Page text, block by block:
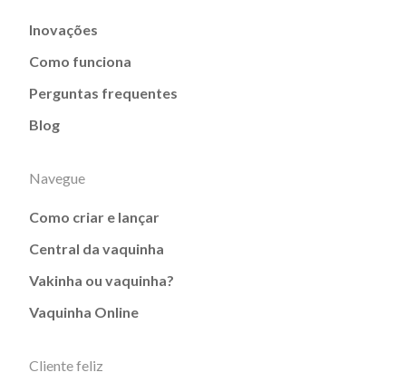
Inovações
Como funciona
Perguntas frequentes
Blog
Navegue
Como criar e lançar
Central da vaquinha
Vakinha ou vaquinha?
Vaquinha Online
Cliente feliz